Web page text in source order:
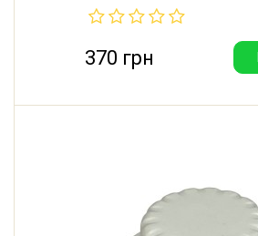
Різьблення штуцера: 1/
370 грн